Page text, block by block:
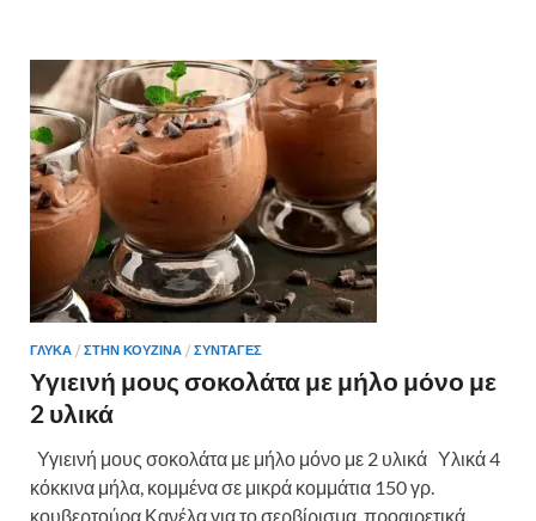
o
o
k
t
σ
τε
ίτ
ε
ΓΛΥΚΑ / ΣΤΗΝ ΚΟΥΖΙΝΑ / ΣΥΝΤΑΓΕΣ
Υγιεινή μους σοκολάτα με μήλο μόνο με
2 υλικά
Υγιεινή μους σοκολάτα με μήλο μόνο με 2 υλικά Υλικά 4
κόκκινα μήλα, κομμένα σε μικρά κομμάτια 150 γρ.
κουβερτούρα Κανέλα για το σερβίρισμα, προαιρετικά